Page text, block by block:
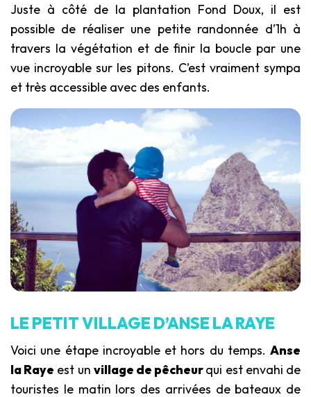
Juste à côté de la plantation Fond Doux, il est
possible de réaliser une petite randonnée d’1h à
travers la végétation et de finir la boucle par une
vue incroyable sur les pitons. C’est vraiment sympa
et très accessible avec des enfants.
LE PETIT VILLAGE D’ANSE LA RAYE
Voici une étape incroyable et hors du temps. Anse
la Raye est un village de pêcheurqui est envahi de
touristes le matin lors des arrivées de bateaux de